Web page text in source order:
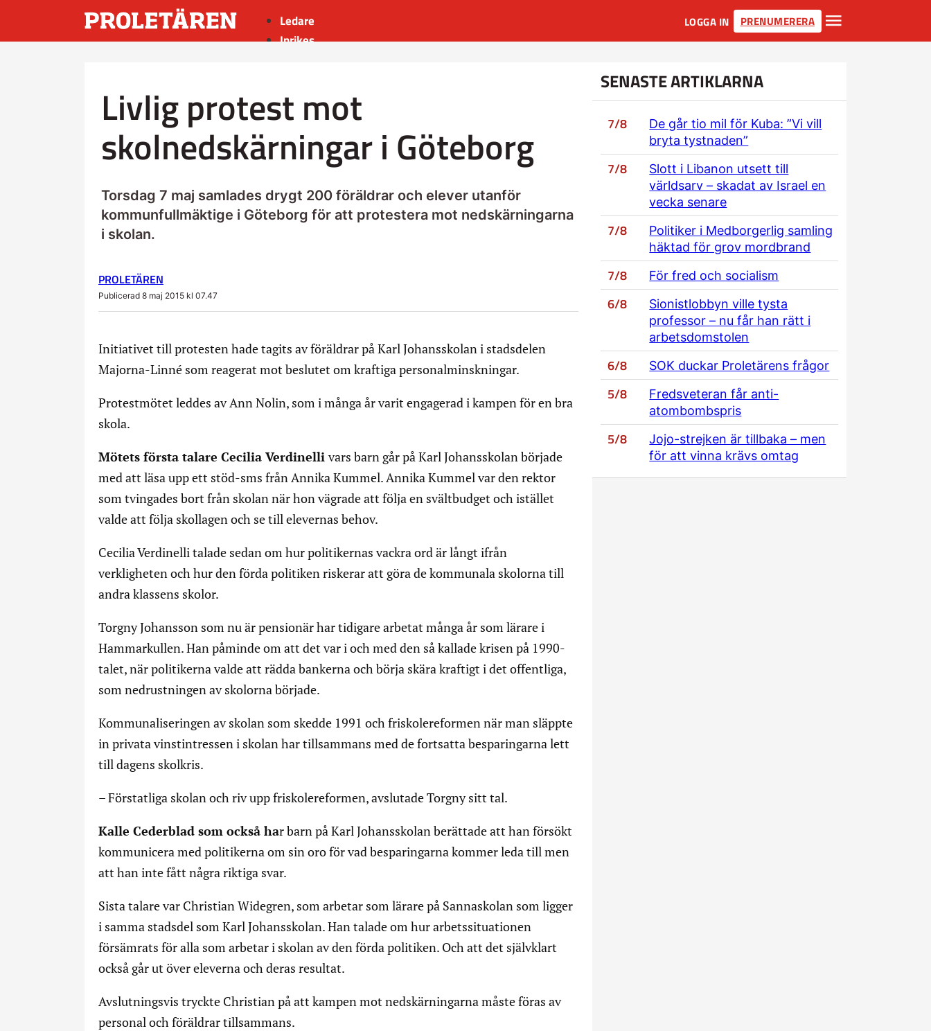
Ledare
Inrikes
Sport
Insänt
LOGGA IN PRENUMERERA
Livlig protest mot
skolnedskärningar i Göteborg
Torsdag 7 maj samlades drygt 200 föräldrar och elever utanför
kommunfullmäktige i Göteborg för att protestera mot nedskärningarna
i skolan.
PROLETÄREN
Publicerad 8 maj 2015 kl 07.47
Initiativet till protesten hade tagits av föräldrar på Karl Johansskolan i stadsdelen
Majorna-Linné som reagerat mot beslutet om kraftiga personalminskningar.
Protestmötet leddes av Ann Nolin, som i många år varit engagerad i kampen för en bra
skola.
Mötets första talare Cecilia Verdinelli vars barn går på Karl Johansskolan började
med att läsa upp ett stöd-sms från Annika Kummel. Annika Kummel var den rektor
som tvingades bort från skolan när hon vägrade att följa en svältbudget och istället
valde att följa skollagen och se till elevernas behov.
Cecilia Verdinelli talade sedan om hur politikernas vackra ord är långt ifrån
verkligheten och hur den förda politiken riskerar att göra de kommunala skolorna till
andra klassens skolor.
Torgny Johansson som nu är pensionär har tidigare arbetat många år som lärare i
Hammarkullen. Han påminde om att det var i och med den så kallade krisen på 1990-
talet, när politikerna valde att rädda bankerna och börja skära kraftigt i det offentliga,
som nedrustningen av skolorna började.
Kommunaliseringen av skolan som skedde 1991 och friskolereformen när man släppte
in privata vinstintressen i skolan har tillsammans med de fortsatta besparingarna lett
till dagens skolkris.
– Förstatliga skolan och riv upp friskolereformen, avslutade Torgny sitt tal.
Kalle Cederblad som också har barn på Karl Johansskolan berättade att han försökt
kommunicera med politikerna om sin oro för vad besparingarna kommer leda till men
att han inte fått några riktiga svar.
Sista talare var Christian Widegren, som arbetar som lärare på Sannaskolan som ligger
i samma stadsdel som Karl Johansskolan. Han talade om hur arbetssituationen
försämrats för alla som arbetar i skolan av den förda politiken. Och att det självklart
också går ut över eleverna och deras resultat.
Avslutningsvis tryckte Christian på att kampen mot nedskärningarna måste föras av
personal och föräldrar tillsammans.
SENASTE ARTIKLARNA
7/8
De går tio mil för Kuba: ”Vi vill
bryta tystnaden”
7/8
Slott i Libanon utsett till
världsarv – skadat av Israel en
vecka senare
7/8
Politiker i Medborgerlig samling
häktad för grov mordbrand
7/8 För fred och socialism
6/8
Sionistlobbyn ville tysta
professor – nu får han rätt i
arbetsdomstolen
6/8 SOK duckar Proletärens frågor
5/8
Fredsveteran får anti-
atombombspris
5/8
Jojo-strejken är tillbaka – men
för att vinna krävs omtag